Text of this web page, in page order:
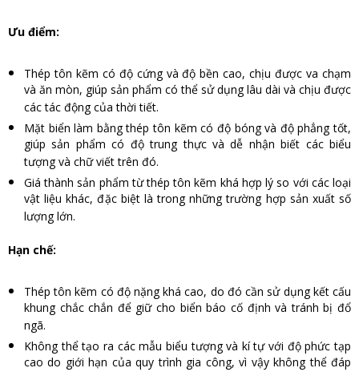
Ưu điểm:
Thép tôn kẽm có độ cứng và độ bền cao, chịu được va chạm
và ăn mòn, giúp sản phẩm có thể sử dụng lâu dài và chịu được
các tác động của thời tiết.
Mặt biển làm bằng thép tôn kẽm có độ bóng và độ phẳng tốt,
giúp sản phẩm có độ trung thực và dễ nhận biết các biểu
tượng và chữ viết trên đó.
Giá thành sản phẩm từ thép tôn kẽm khá hợp lý so với các loại
vật liệu khác, đặc biệt là trong những trường hợp sản xuất số
lượng lớn.
Hạn chế:
Thép tôn kẽm có độ nặng khá cao, do đó cần sử dụng kết cấu
khung chắc chắn để giữ cho biển báo cố định và tránh bị đổ
ngã.
Không thể tạo ra các mẫu biểu tượng và kí tự với độ phức tạp
cao do giới hạn của quy trình gia công, vì vậy không thể đáp